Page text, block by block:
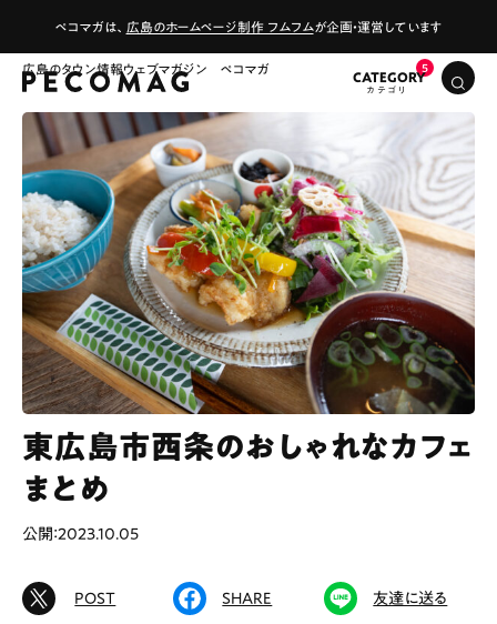
ペコマガは、 広島のホームページ制作 フムフムが企画・運営しています
広島のタウン情報ウェブマガジン ペコマガ
CATEGORY
# ランチ
# ファミリーにおすすめ
# 女子旅におすすめ
東広島市西条のおしゃれなカフェ
まとめ
公開：2023.10.05
POST SHARE 友達に送る